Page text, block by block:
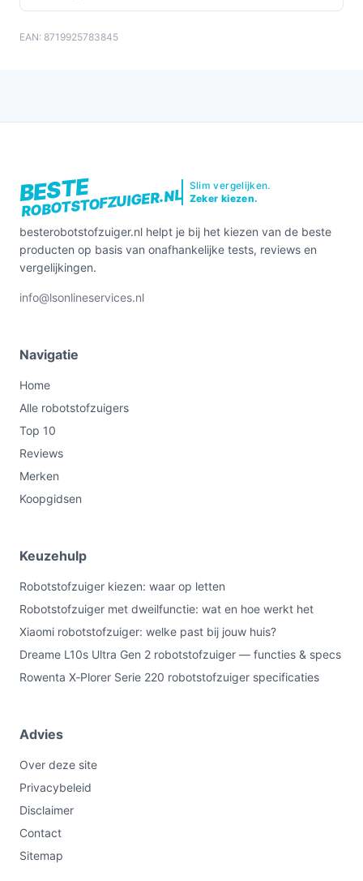
EAN: 8719925783845
BESTE
ROBOTSTOFZUIGER.NL
Slim vergelijken.
Zeker kiezen.
besterobotstofzuiger.nl helpt je bij het kiezen van de beste
producten op basis van onafhankelijke tests, reviews en
vergelijkingen.
info@lsonlineservices.nl
Navigatie
Home
Alle robotstofzuigers
Top 10
Reviews
Merken
Koopgidsen
Keuzehulp
Robotstofzuiger kiezen: waar op letten
Robotstofzuiger met dweilfunctie: wat en hoe werkt het
Xiaomi robotstofzuiger: welke past bij jouw huis?
Dreame L10s Ultra Gen 2 robotstofzuiger — functies & specs
Rowenta X‑Plorer Serie 220 robotstofzuiger specificaties
Advies
Over deze site
Privacybeleid
Disclaimer
Contact
Sitemap